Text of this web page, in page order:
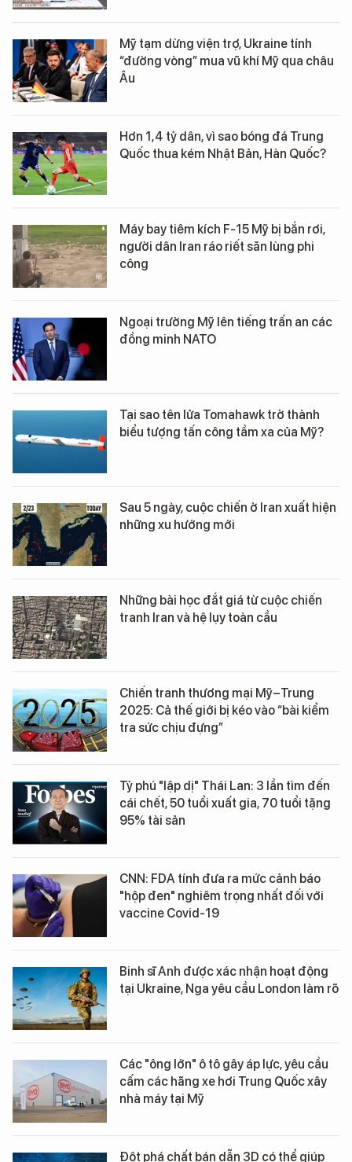
Mỹ tạm dừng viện trợ, Ukraine tính
“đường vòng” mua vũ khí Mỹ qua châu
Âu
Hơn 1,4 tỷ dân, vì sao bóng đá Trung
Quốc thua kém Nhật Bản, Hàn Quốc?
Máy bay tiêm kích F-15 Mỹ bị bắn rơi,
người dân Iran ráo riết săn lùng phi
công
Ngoại trưởng Mỹ lên tiếng trấn an các
đồng minh NATO
Tại sao tên lửa Tomahawk trở thành
biểu tượng tấn công tầm xa của Mỹ?
Sau 5 ngày, cuộc chiến ở Iran xuất hiện
những xu hướng mới
Những bài học đắt giá từ cuộc chiến
tranh Iran và hệ lụy toàn cầu
Chiến tranh thương mại Mỹ–Trung
2025: Cả thế giới bị kéo vào “bài kiểm
tra sức chịu đựng”
Tỷ phú "lập dị" Thái Lan: 3 lần tìm đến
cái chết, 50 tuổi xuất gia, 70 tuổi tặng
95% tài sản
CNN: FDA tính đưa ra mức cảnh báo
"hộp đen" nghiêm trọng nhất đối với
vaccine Covid-19
Binh sĩ Anh được xác nhận hoạt động
tại Ukraine, Nga yêu cầu London làm rõ
Các "ông lớn" ô tô gây áp lực, yêu cầu
cấm các hãng xe hơi Trung Quốc xây
nhà máy tại Mỹ
Đột phá chất bán dẫn 3D có thể giúp